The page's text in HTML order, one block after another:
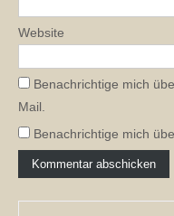
Website
Benachrichtige mich
Mail.
Benachrichtige mich